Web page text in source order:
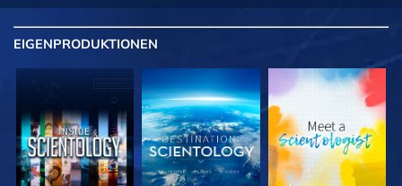
EIGENPRODUKTIONEN